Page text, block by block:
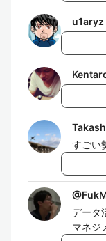
u1aryz
すごい
@
データ
マネジ